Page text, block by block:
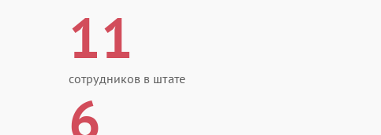
11
сотрудников в штате
6